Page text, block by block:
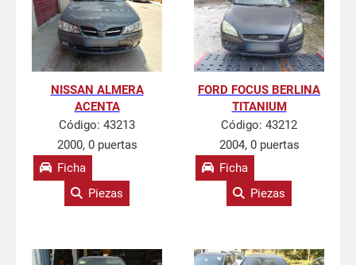
NISSAN ALMERA
ACENTA
Código: 43213
2000, 0 puertas
Ficha
Piezas
FORD FOCUS BERLINA
TITANIUM
Código: 43212
2004, 0 puertas
Ficha
Piezas